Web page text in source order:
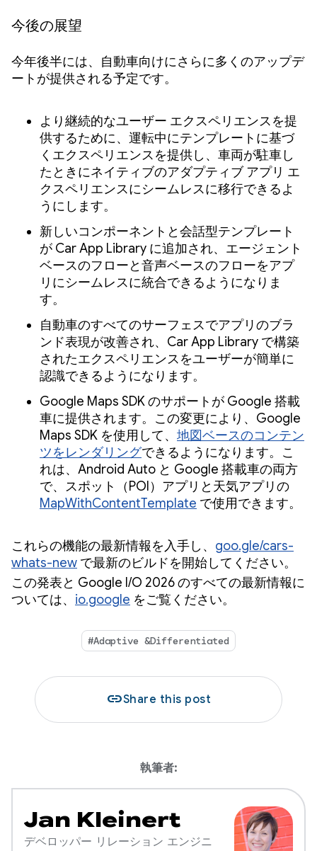
今後の展望
今年後半には、自動車向けにさらに多くのアップデ
ートが提供される予定です。
より継続的なユーザー エクスペリエンスを提
供するために、運転中にテンプレートに基づ
くエクスペリエンスを提供し、車両が駐車し
たときにネイティブのアダプティブ アプリ エ
クスペリエンスにシームレスに移行できるよ
うにします。
新しいコンポーネントと会話型テンプレート
が Car App Library に追加され、エージェント
ベースのフローと音声ベースのフローをアプ
リにシームレスに統合できるようになりま
す。
自動車のすべてのサーフェスでアプリのブラ
ンド表現が改善され、Car App Library で構築
されたエクスペリエンスをユーザーが簡単に
認識できるようになります。
Google Maps SDK のサポートが Google 搭載
車に提供されます。この変更により、Google
Maps SDK を使用して、 地図ベースのコンテン
ツをレンダリングできるようになります。こ
れは、Android Auto と Google 搭載車の両方
で、スポット（POI）アプリと天気アプリの
MapWithContentTemplate で使用できます。
これらの機能の最新情報を入手し、 goo.gle/cars-
whats-new で最新のビルドを開始してください。
この発表と Google I/O 2026 のすべての最新情報に
ついては、 io.google をご覧ください。
#Adaptive &Differentiated
linkShare this post
執筆者:
Jan Kleinert
デベロッパー リレーション エンジニ